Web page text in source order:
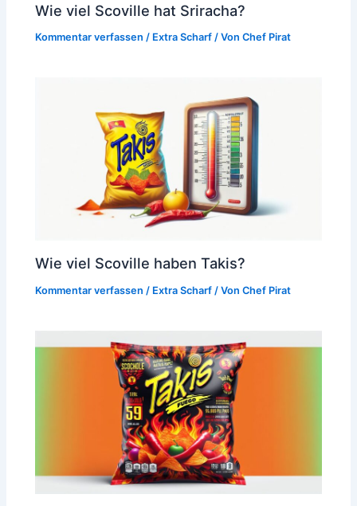
Wie viel Scoville hat Sriracha?
Kommentar verfassen / Extra Scharf / VonChef Pirat
Wie viel Scoville haben Takis?
Kommentar verfassen / Extra Scharf / VonChef Pirat